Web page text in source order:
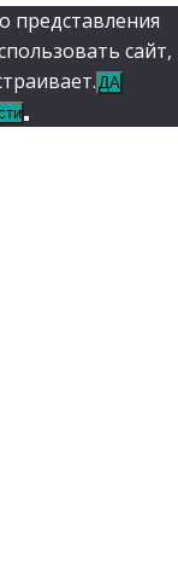
представления
сайт,
ДА